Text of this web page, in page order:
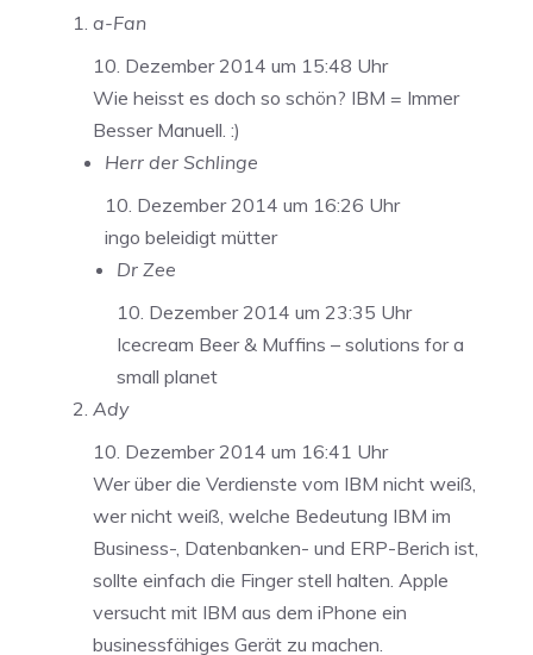
a-Fan
10. Dezember 2014 um 15:48 Uhr
Wie heisst es doch so schön? IBM = Immer
Besser Manuell. :)
Herr der Schlinge
10. Dezember 2014 um 16:26 Uhr
ingo beleidigt mütter
Dr Zee
10. Dezember 2014 um 23:35 Uhr
Icecream Beer & Muffins – solutions for a
small planet
Ady
10. Dezember 2014 um 16:41 Uhr
Wer über die Verdienste vom IBM nicht weiß,
wer nicht weiß, welche Bedeutung IBM im
Business-, Datenbanken- und ERP-Berich ist,
sollte einfach die Finger stell halten. Apple
versucht mit IBM aus dem iPhone ein
businessfähiges Gerät zu machen.